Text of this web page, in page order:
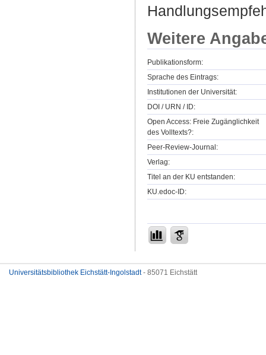
Weitere
Publikationsform:
Sprache des Eintrags:
Institutionen der Universität:
DOI / URN / ID:
Open Access: Freie Zugänglichkeit
des Volltexts?:
Peer-Review-Journal:
Verlag:
Titel an der KU entstanden:
KU.edoc-ID:
Universitätsbibliothek Eichstätt-Ingolstadt- 85071 Eichstätt